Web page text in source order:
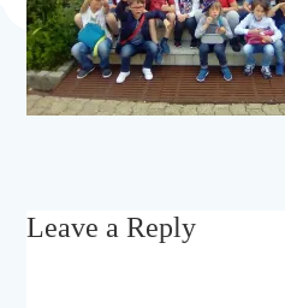
Leave a Reply